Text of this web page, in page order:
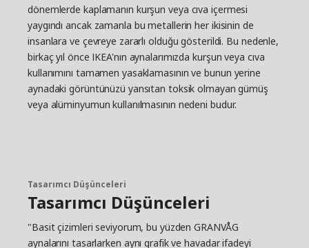
dönemlerde kaplamanın kurşun veya cıva içermesi
yaygındı ancak zamanla bu metallerin her ikisinin de
insanlara ve çevreye zararlı olduğu gösterildi. Bu nedenle,
birkaç yıl önce IKEA'nın aynalarımızda kurşun veya cıva
kullanımını tamamen yasaklamasının ve bunun yerine
aynadaki görüntünüzü yansıtan toksik olmayan gümüş
veya alüminyumun kullanılmasının nedeni budur.
Tasarımcı Düşünceleri
Tasarımcı Düşünceleri
"Basit çizimleri seviyorum, bu yüzden GRANVÅG
aynalarını tasarlarken aynı grafik ve havadar ifadeyi